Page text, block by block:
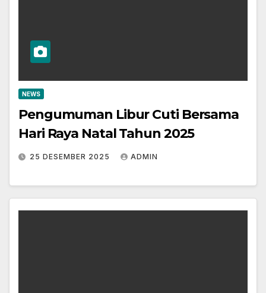
NEWS
Pengumuman Libur Cuti Bersama
Hari Raya Natal Tahun 2025
25 DESEMBER 2025 ADMIN